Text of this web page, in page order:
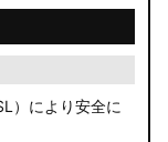
）により安全に